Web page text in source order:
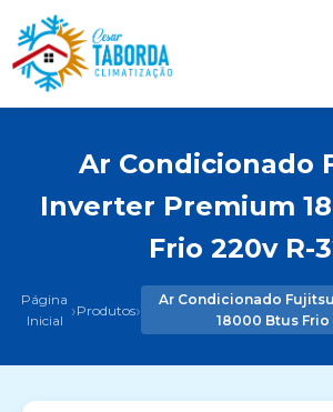
Ar Condicionado
Inverter Premium
Frio 220v R-
Página
Inicial ›Produtos›
Ar Condicionado
18000 Btus Frio